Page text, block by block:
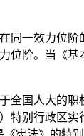
一效力位阶
位阶。当《
国人大的职
特别行政区